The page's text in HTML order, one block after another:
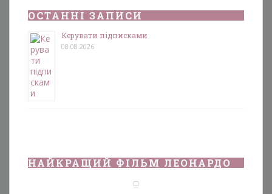
ОСТАННІ ЗАПИСИ
Керувати підписками
08.08.2026
НАЙКРАЩИЙ ФІЛЬМ ЛЕОНАРДО